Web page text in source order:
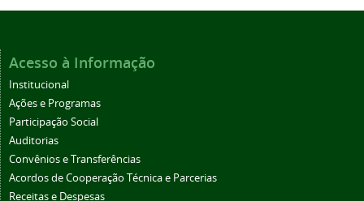
Acesso à Informação
Institucional
Ações e Programas
Participação Social
Auditorias
Convênios e Transferências
Acordos de Cooperação Técnica e Parcerias
Receitas e Despesas